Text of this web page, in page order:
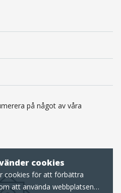
cookies
cookies för att förbättra
att använda webbplatsen
på något av våra